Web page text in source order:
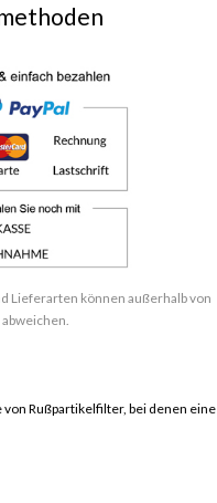
Lieferarten können außerhalb von
Rußpartikelfilter, bei denen eine